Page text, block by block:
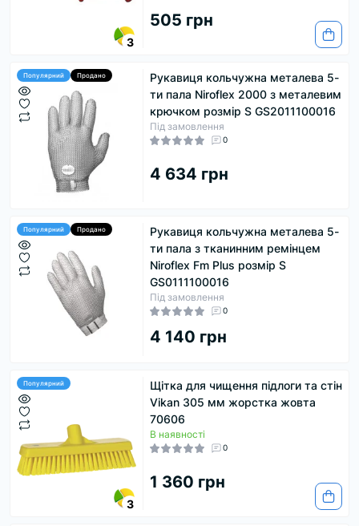
3
505 грн
Популярний Продано
Рукавиця кольчужна металева 5-
ти пала Niroflex 2000 з металевим
крючком розмір S GS2011100016
Під замовлення
0
4 634 грн
Популярний Продано
Рукавиця кольчужна металева 5-
ти пала з тканинним ремінцем
Niroflex Fm Plus розмір S
GS0111100016
Під замовлення
0
4 140 грн
Популярний
3
Щітка для чищення підлоги та стін
Vikan 305 мм жорстка жовта
70606
В наявності
0
1 360 грн